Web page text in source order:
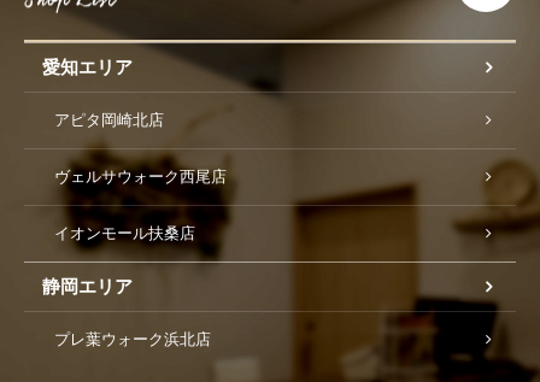
愛知エリア
アピタ岡崎北店
ヴェルサウォーク西尾店
イオンモール扶桑店
静岡エリア
プレ葉ウォーク浜北店